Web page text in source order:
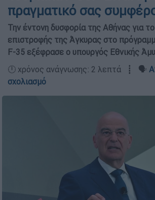
πραγματικό σας
Την έντονη δυσφορία της Αθήνας για
επιστροφής της Άγκυρας στο
F-35 εξέφρασε ο υπουργός Εθνικής
🕛 χρόνος ανάγνωσης: 2 λεπτά ┋ 🗣️
σχολιασμό